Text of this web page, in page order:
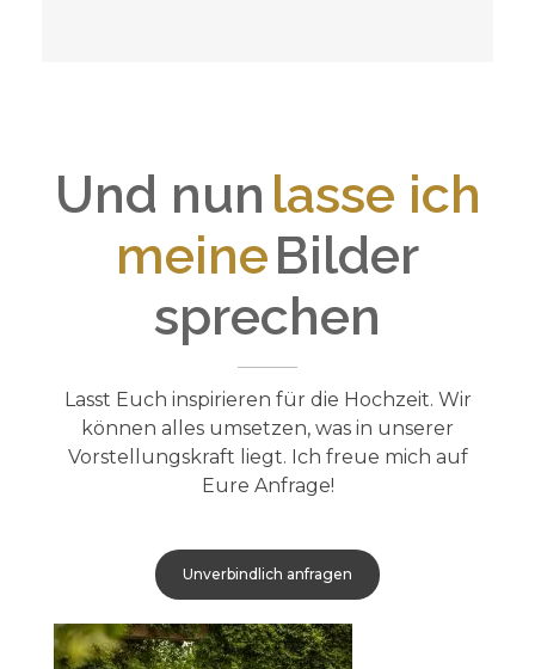
Und nun lasse ich
meineBilder
sprechen
Lasst Euch inspirieren für die Hochzeit. Wir
können alles umsetzen, was in unserer
Vorstellungskraft liegt. Ich freue mich auf
Eure Anfrage!
Unverbindlich anfragen